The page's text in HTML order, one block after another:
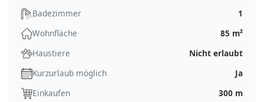
Badezimmer
1
Wohnfläche
85 m²
Haustiere
Nicht erlaubt
Kurzurlaub möglich
Ja
Einkaufen
300 m